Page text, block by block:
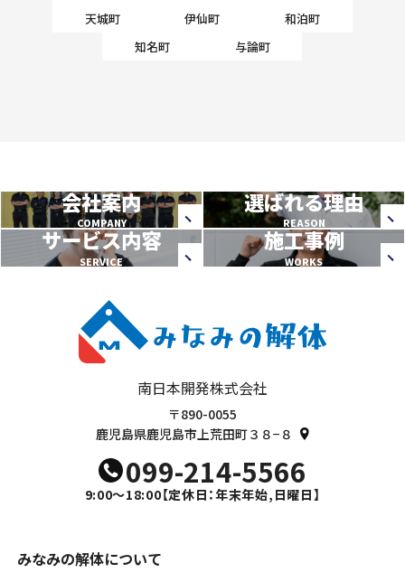
天城町
伊仙町
和泊町
知名町
与論町
会社案内
COMPANY
選ばれる理由
REASON
サービス内容
SERVICE
施工事例
WORKS
南日本開発株式会社
〒890-0055
鹿児島県鹿児島市上荒田町３８−８
099-214-5566
9:00～18:00【定休日：年末年始,日曜日】
みなみの解体について